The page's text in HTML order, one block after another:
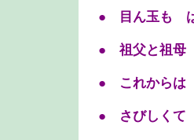
● 目ん玉も
● 祖父と祖母
● これからは
● さびしくて